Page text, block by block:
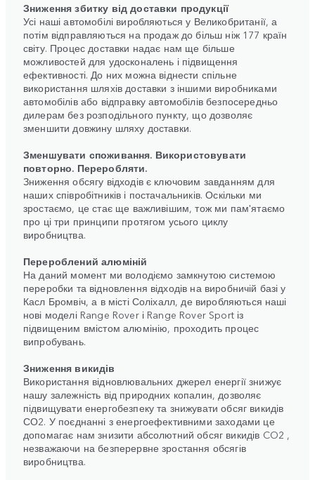
Зниження збитку від доставки продукції
Усі наші автомобілі виробляються у Великобританії, а
потім відправляються на продаж до більш ніж 177 країн
світу. Процес доставки надає нам ще більше
можливостей для удосконалень і підвищення
ефективності. До них можна віднести спільне
використання шляхів доставки з іншими виробниками
автомобілів або відправку автомобілів безпосередньо
дилерам без розподільного пункту, що дозволяє
зменшити довжину шляху доставки.
Зменшувати споживання. Використовувати
повторно. Переробляти.
Зниження обсягу відходів є ключовим завданням для
наших співробітників і постачальників. Оскільки ми
зростаємо, це стає ще важливішим, тож ми пам'ятаємо
про ці три принципи протягом усього циклу
виробництва.
Перероблений алюміній
На даний момент ми володіємо замкнутою системою
переробки та відновлення відходів на виробничій базі у
Касл Бромвіч, а в місті Соліхалл, де виробляються наші
нові моделі Range Rover і Range Rover Sport із
підвищеним вмістом алюмінію, проходить процес
випробувань.
Зниження викидів
Використання відновлювальних джерел енергії знижує
нашу залежність від природних копалин, дозволяє
підвищувати енергобезпеку та знижувати обсяг викидів
СО2. У поєднанні з енергоефективними заходами це
допомагає нам знизити абсолютний обсяг викидів CO2 ,
незважаючи на безперервне зростання обсягів
виробництва.